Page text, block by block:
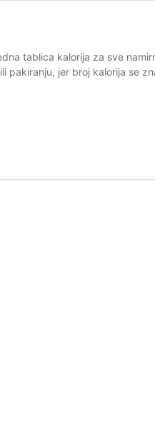
tablica kalorija za sve
pakiranju, jer broj kalorija se